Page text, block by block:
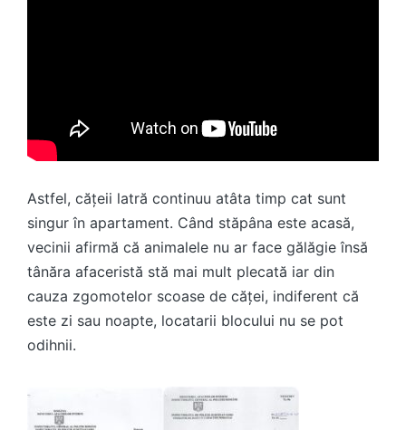
Astfel, cățeii latră continuu atâta timp cat sunt
singur în apartament. Când stăpâna este acasă,
vecinii afirmă că animalele nu ar face gălăgie însă
tânăra afaceristă stă mai mult plecată iar din
cauza zgomotelor scoase de căței, indiferent că
este zi sau noapte, locatarii blocului nu se pot
odihnii.